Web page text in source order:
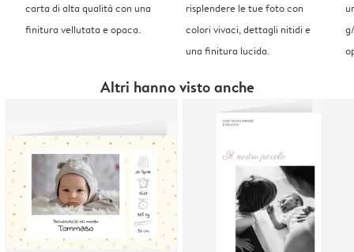
carta di alta qualità con una
finitura vellutata e opaca.
risplendere le tue foto con
colori vivaci, dettagli nitidi e
una finitura lucida.
Altri hanno visto anche